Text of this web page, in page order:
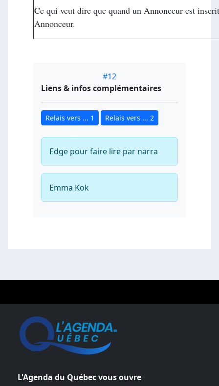
Ce qui veut dire que quand un Annonceur est
Annonceur.
#12
Liens & infos complémentaires
Relais vers ... 1 Relais vers ... 2
Edge pour faire lire par narra
Emma Kok
L'Agenda du Québec vous ouvre